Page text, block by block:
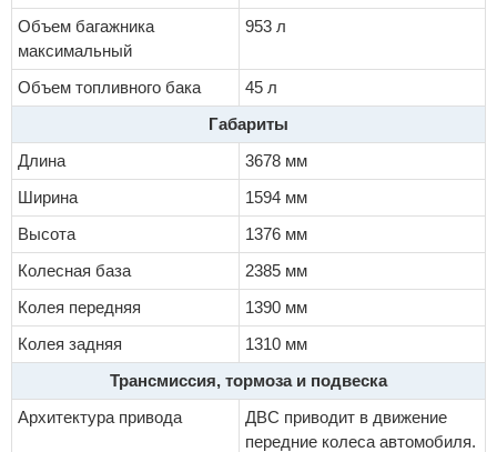
Объем багажника
максимальный
953 л
Объем топливного бака
45 л
Габариты
Длина
3678 мм
Ширина
1594 мм
Высота
1376 мм
Колесная база
2385 мм
Колея передняя
1390 мм
Колея задняя
1310 мм
Трансмиссия, тормоза и подвеска
Архитектура привода
ДВС приводит в движение
передние колеса автомобиля.